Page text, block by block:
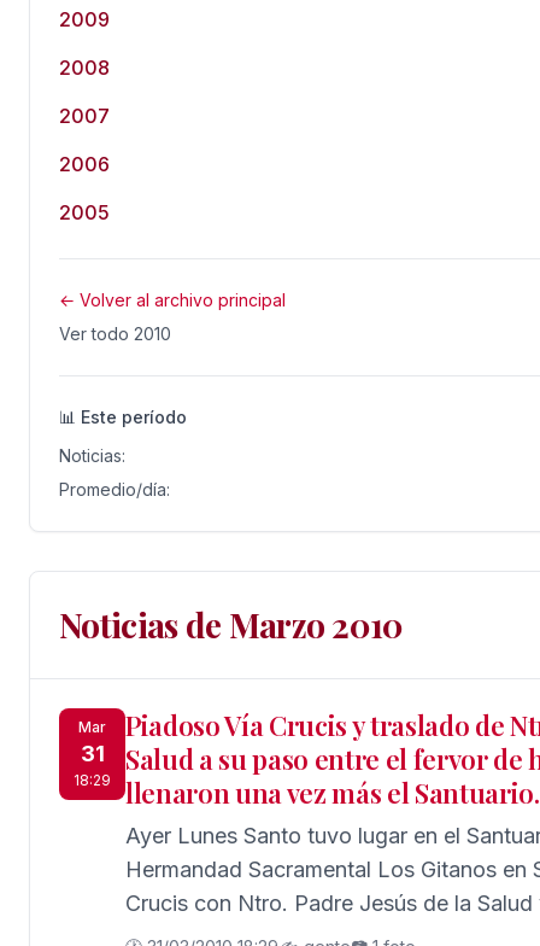
2009
2008
2007
2006
2005
← Volver al archivo principal
Ver todo 2010
📊 Este período
Noticias:
Promedio/día:
Noticias de Marzo 2010
Mar
31
18:29
Piadoso Vía Crucis y traslado de
Salud a su paso entre el fervor de
llenaron una vez más el Santuario.
Ayer Lunes Santo tuvo lugar en el
Hermandad Sacramental Los Gitanos en
Crucis con Ntro. Padre Jesús de la
paso de salida. Con un Santuario, una